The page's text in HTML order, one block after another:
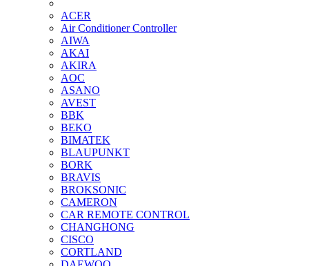
ACER
Air Conditioner Controller
AIWA
AKAI
AKIRA
AOC
ASANO
AVEST
BBK
BEKO
BIMATEK
BLAUPUNKT
BORK
BRAVIS
BROKSONIC
CAMERON
CAR REMOTE CONTROL
CHANGHONG
CISCO
CORTLAND